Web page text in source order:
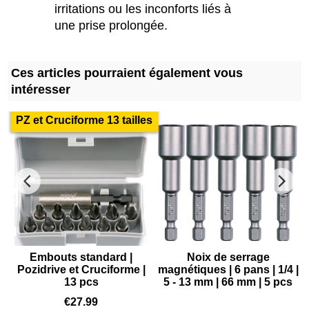
irritations ou les inconforts liés à
une prise prolongée.
Ces articles pourraient également vous
intéresser
PZ et Cruciforme 13 tailles
Embouts standard |
Pozidrive et Cruciforme |
13 pcs
€27.99
Noix de serrage
magnétiques | 6 pans | 1/4 |
5 - 13 mm | 66 mm | 5 pcs